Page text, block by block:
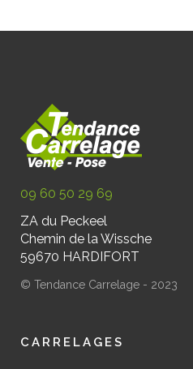
09 60 50 29 69
ZA du Peckeel
Chemin de la Wissche
59670 HARDIFORT
© Tendance Carrelage - 2023
CARRELAGES